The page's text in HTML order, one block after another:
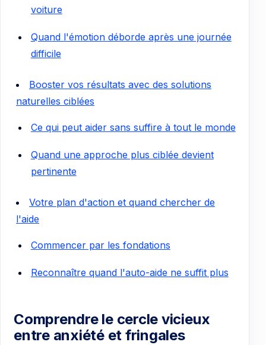
voiture
Quand l'émotion déborde après une journée
difficile
Booster vos résultats avec des solutions
naturelles ciblées
Ce qui peut aider sans suffire à tout le monde
Quand une approche plus ciblée devient
pertinente
Votre plan d'action et quand chercher de
l'aide
Commencer par les fondations
Reconnaître quand l'auto-aide ne suffit plus
Comprendre le cercle vicieux
entre anxiété et fringales